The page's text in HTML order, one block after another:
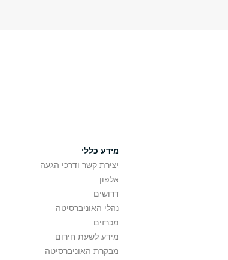
מידע כללי
יצירת קשר ודרכי הגעה
אלפון
דרושים
נהלי האוניברסיטה
מכרזים
מידע לשעת חירום
מבקרת האוניברסיטה